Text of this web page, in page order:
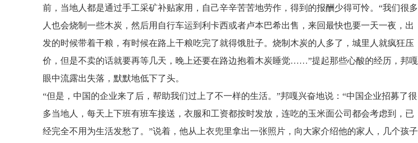
前，当地人都是通过手工采矿补贴家用，自己辛辛苦苦地劳作，得到的报酬少得可怜。“我们很多
人也会烧制一些木炭，然后用自行车运到利卡西或者卢本巴希出售，来回最快也要一天一夜，出
发的时候带着干粮，有时候在路上干粮吃完了就得饿肚子。烧制木炭的人多了，城里人就疯狂压
价，但是不卖的话就要再等几天，晚上还要在路边抱着木炭睡觉……”提起那些心酸的经历，邦嘎
眼中流露出失落，默默地低下了头。
“但是，中国的企业来了后，帮助我们过上了不一样的生活。”邦嘎兴奋地说：“中国企业招募了很
多当地人，每天上下班有班车接送，衣服和工资都按时发放，连吃的玉米面公司都会考虑到，已
经完全不用为生活发愁了。”说着，他从上衣兜里拿出一张照片，向大家介绍他的家人，几个孩子